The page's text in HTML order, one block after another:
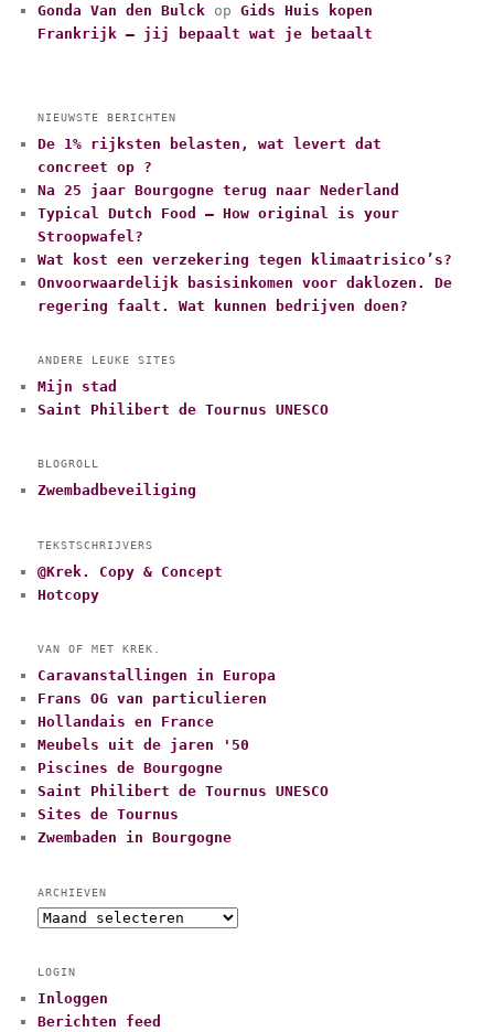
Gonda Van den Bulck opGids Huis kopen
Frankrijk – jij bepaalt wat je betaalt
NIEUWSTE BERICHTEN
De 1% rijksten belasten, wat levert dat
concreet op ?
Na 25 jaar Bourgogne terug naar Nederland
Typical Dutch Food – How original is your
Stroopwafel?
Wat kost een verzekering tegen klimaatrisico’s?
Onvoorwaardelijk basisinkomen voor daklozen. De
regering faalt. Wat kunnen bedrijven doen?
ANDERE LEUKE SITES
Mijn stad
Saint Philibert de Tournus UNESCO
BLOGROLL
Zwembadbeveiliging
TEKSTSCHRIJVERS
@Krek. Copy & Concept
Hotcopy
VAN OF MET KREK.
Caravanstallingen in Europa
Frans OG van particulieren
Hollandais en France
Meubels uit de jaren '50
Piscines de Bourgogne
Saint Philibert de Tournus UNESCO
Sites de Tournus
Zwembaden in Bourgogne
ARCHIEVEN
A
h
i
e
LOGIN
Inloggen
Berichten feed